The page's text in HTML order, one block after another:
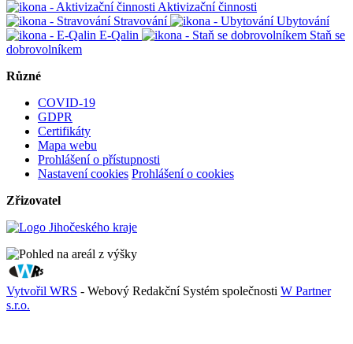
Aktivizační činnosti
Stravování
Ubytování
E-Qalin
Staň se
dobrovolníkem
Různé
COVID-19
GDPR
Certifikáty
Mapa webu
Prohlášení o přístupnosti
Nastavení cookies Prohlášení o cookies
Zřizovatel
Vytvořil WRS - Webový Redakční Systém společnosti W Partner
s.r.o.